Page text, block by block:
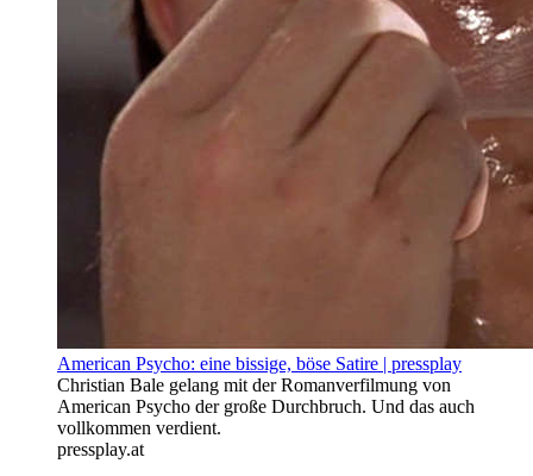
American Psycho: eine bissige, böse Satire | pressplay
Christian Bale gelang mit der Romanverfilmung von
American Psycho der große Durchbruch. Und das auch
vollkommen verdient.
pressplay.at